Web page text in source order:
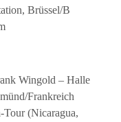
Brüssel/B
Wingold – Halle
Frankreich
(Nicaragua,